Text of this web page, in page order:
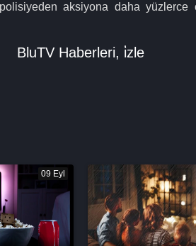
aksiyona daha
BluTV Haberleri, i̇zle
09 Eyl